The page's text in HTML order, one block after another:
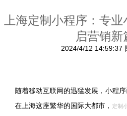
上海定制小程序：专
启营销新
2024/4/12 14:59:37
随着移动互联网的迅猛发展，小程序
在上海这座繁华的国际大都市， 定制